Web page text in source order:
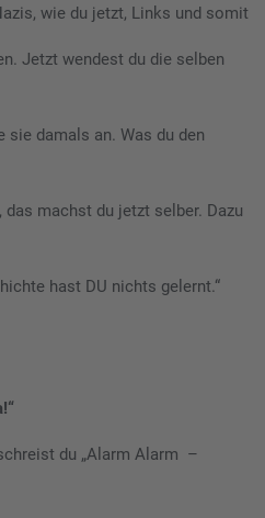
wie du jetzt, Links und somit
Jetzt wendest du die selben
damals an. Was du den
machst du jetzt selber. Dazu
hast DU nichts gelernt.“
du „Alarm Alarm –